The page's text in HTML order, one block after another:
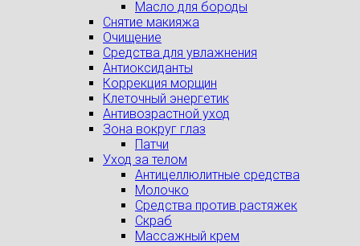
Масло для бороды
Снятие макияжа
Очищение
Средства для увлажнения
Антиоксиданты
Коррекция морщин
Клеточный энергетик
Антивозрастной уход
Зона вокруг глаз
Патчи
Уход за телом
Антицеллюлитные средства
Молочко
Средства против растяжек
Скраб
Массажный крем